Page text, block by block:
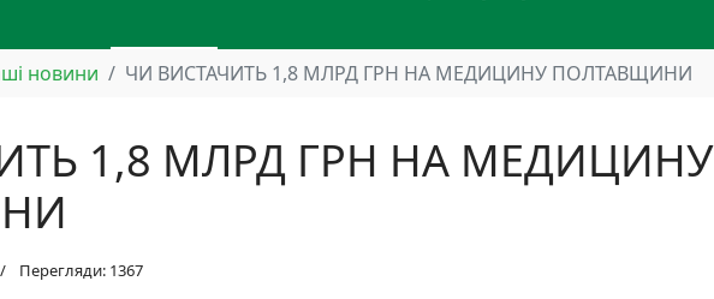
новини ЧИ ВИСТАЧИТЬ 1,8 МЛРД ГРН НА МЕДИЦИНУ ПОЛТАВЩИНИ
1,8 МЛРД ГРН НА МЕДИЦИНУ
Перегляди: 1367